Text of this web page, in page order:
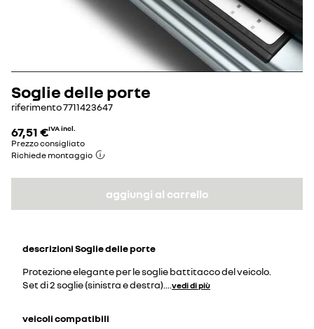
Soglie delle porte
riferimento7711423647
67,51 €IVA incl.
Prezzo consigliato
Richiede montaggio
aggiungi al carrello
descrizioniSoglie delle porte
Protezione elegante per le soglie battitacco del veicolo.
Set di 2 soglie (sinistra e destra).
vedi di più
veicoli compatibili